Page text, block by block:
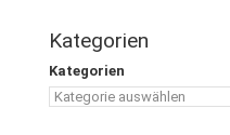
Kategorien
Kategorien